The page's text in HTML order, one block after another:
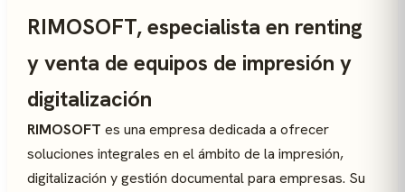
RIMOSOFT, especialista en renting
y venta de equipos de impresión y
digitalización
RIMOSOFT es una empresa dedicada a ofrecer
soluciones integrales en el ámbito de la impresión,
digitalización y gestión documental para empresas. Su